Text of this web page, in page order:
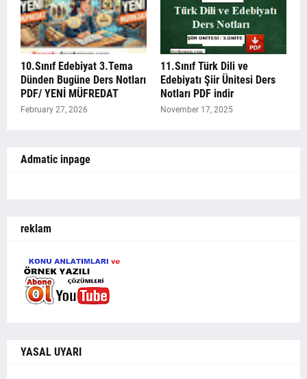
10.Sınıf Edebiyat 3.Tema
Dünden Bugüne Ders Notları
PDF/ YENİ MÜFREDAT
February 27, 2026
11.Sınıf Türk Dili ve
Edebiyatı Şiir Ünitesi Ders
Notları PDF indir
November 17, 2025
Admatic inpage
reklam
YASAL UYARI